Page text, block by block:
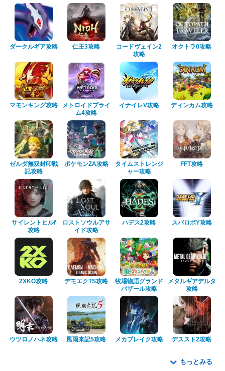
ダークルギア攻略 仁王3攻略
コードヴェイン2
攻略
オクトラ0攻略
マモンキング攻略
メトロイドプライ
ム4攻略
イナイレV攻略 ディンカム攻略
ゼルダ無双封印戦
記攻略
ポケモンZA攻略
タイムストレンジ
ャー攻略
FFT攻略
サイレントヒルf
攻略
ロストソウルアサ
イド攻略
ハデス2攻略 スパロボY攻略
2XKO攻略 デモエクTS攻略
牧場物語グランド
バザール攻略
メタルギアデルタ
攻略
ウツロノハネ攻略 風雨来記5攻略 メカブレイク攻略 デススト2攻略
もっとみる